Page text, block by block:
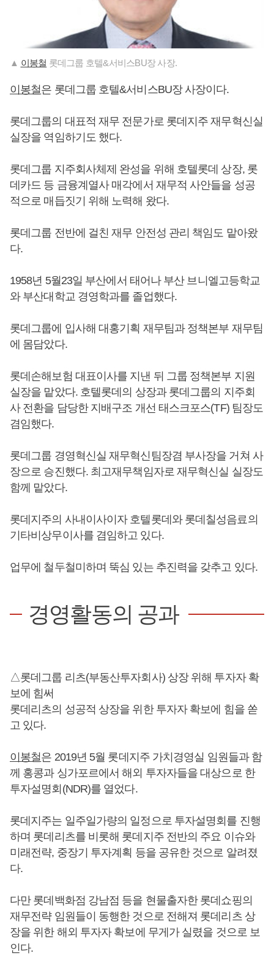
▲ 이봉철 롯데그룹 호텔&서비스BU장 사장.
이봉철은 롯데그룹 호텔&서비스BU장 사장이다.
롯데그룹의 대표적 재무 전문가로 롯데지주 재무혁신실
실장을 역임하기도 했다.
롯데그룹 지주회사체제 완성을 위해 호텔롯데 상장, 롯
데카드 등 금융계열사 매각에서 재무적 사안들을 성공
적으로 매듭짓기 위해 노력해 왔다.
롯데그룹 전반에 걸친 재무 안전성 관리 책임도 맡아왔
다.
1958년 5월23일 부산에서 태어나 부산 브니엘고등학교
와 부산대학교 경영학과를 졸업했다.
롯데그룹에 입사해 대홍기획 재무팀과 정책본부 재무팀
에 몸담았다.
롯데손해보험 대표이사를 지낸 뒤 그룹 정책본부 지원
실장을 맡았다. 호텔롯데의 상장과 롯데그룹의 지주회
사 전환을 담당한 지배구조 개선 태스크포스(TF) 팀장도
겸임했다.
롯데그룹 경영혁신실 재무혁신팀장겸 부사장을 거쳐 사
장으로 승진했다. 최고재무책임자로 재무혁신실 실장도
함께 맡았다.
롯데지주의 사내이사이자 호텔롯데와 롯데칠성음료의
기타비상무이사를 겸임하고 있다.
업무에 철두철미하며 뚝심 있는 추진력을 갖추고 있다.
경영활동의 공과
△롯데그룹 리츠(부동산투자회사) 상장 위해 투자자 확
보에 힘써
롯데리츠의 성공적 상장을 위한 투자자 확보에 힘을 쏟
고 있다.
이봉철은 2019년 5월 롯데지주 가치경영실 임원들과 함
께 홍콩과 싱가포르에서 해외 투자자들을 대상으로 한
투자설명회(NDR)를 열었다.
롯데지주는 일주일가량의 일정으로 투자설명회를 진행
하며 롯데리츠를 비롯해 롯데지주 전반의 주요 이슈와
미래전략, 중장기 투자계획 등을 공유한 것으로 알려졌
다.
다만 롯데백화점 강남점 등을 현물출자한 롯데쇼핑의
재무전략 임원들이 동행한 것으로 전해져 롯데리츠 상
장을 위한 해외 투자자 확보에 무게가 실렸을 것으로 보
인다.